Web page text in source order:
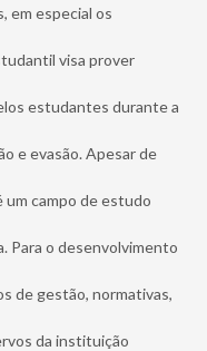
em especial os
visa prover
estudantes durante a
e evasão. Apesar de
campo de estudo
Para o desenvolvimento
de gestão, normativas,
da instituição